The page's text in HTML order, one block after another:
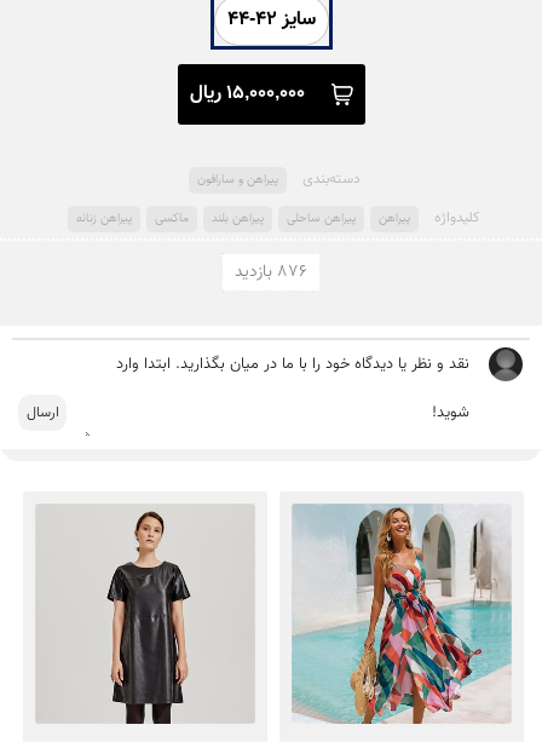
سایز 42-44
15,000,000 ریال
دسته‌بندی پیراهن و سارافون
کلید‌واژه پیراهن پیراهن ساحلی پیراهن بلند ماکسی پیراهن زنانه
876 بازدید